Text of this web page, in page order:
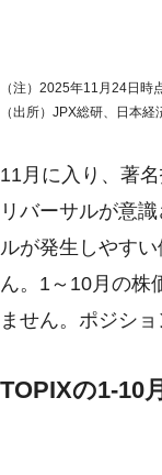
（注）2025年11月24日時点
（出所）JPX総研、日本
11月に入り、著
リバーサルが意
ルが発生しやす
ん。1～10月の株
ません。ポジシ
TOPIXの1-10